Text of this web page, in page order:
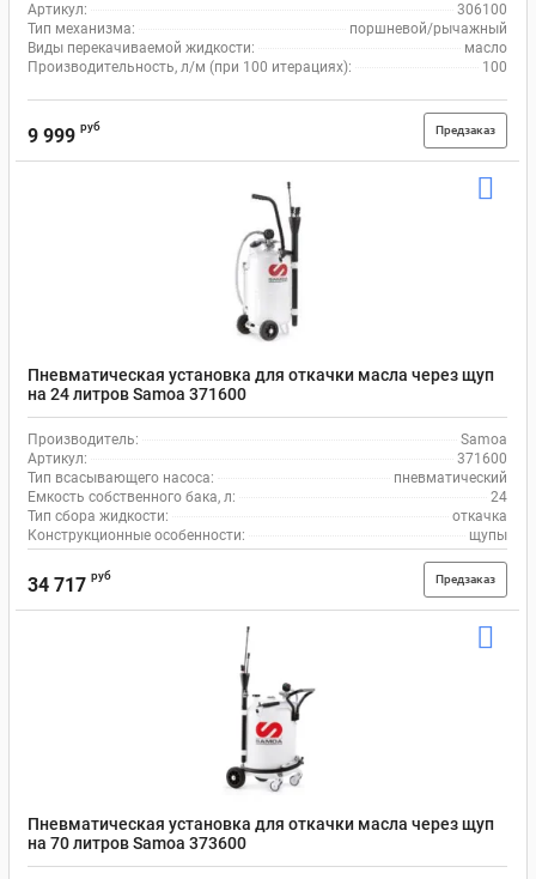
Артикул:
306100
Тип механизма:
поршневой/рычажный
Виды перекачиваемой жидкости:
масло
Производительность, л/м (при 100 итерациях):
100
9 999 руб Предзаказ
Пневматическая установка для откачки масла через щуп
на 24 литров Samoa 371600
Производитель:
Samoa
Артикул:
371600
Тип всасывающего насоса:
пневматический
Емкость собственного бака, л:
24
Тип сбора жидкости:
откачка
Конструкционные особенности:
щупы
34 717 руб Предзаказ
Пневматическая установка для откачки масла через щуп
на 70 литров Samoa 373600